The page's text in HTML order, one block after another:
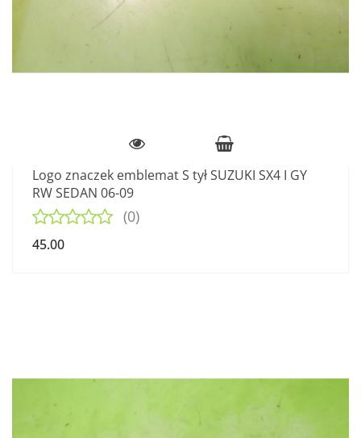
Logo znaczek emblemat S tył SUZUKI SX4 I GY
RW SEDAN 06-09
(0)
45.00